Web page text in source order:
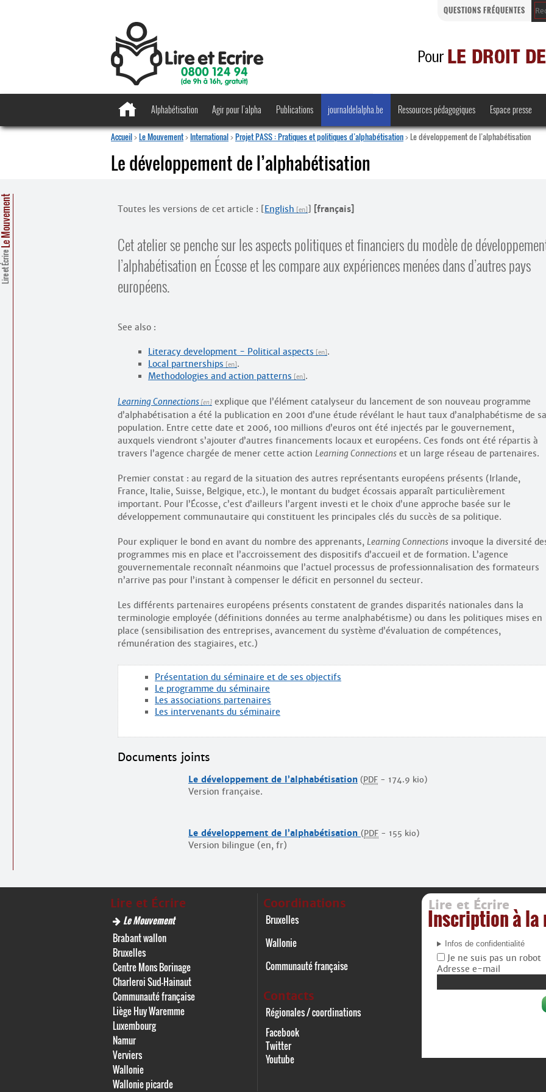
QUESTIONS FRÉQUENTES
Alphabétisation Agir pour l’alpha Publications journaldelalpha.be Ressources pédagogiques Espace presse
Accueil>Le Mouvement>International>Projet PASS : Pratiques et politiques d’alphabétisation>Le développement de l’alphabétisation
Le développement de l’alphabétisation
Lire et Écrire
Toutes les versions de cet article : [English ] [français]
Cet atelier se penche sur les aspects politiques et financiers du modèle de
l’alphabétisation en Écosse et les compare aux expériences menées dans d’autres pays
européens.
See also :
Literacy development - Political aspects
.
Local partnerships
.
Methodologies and action patterns
.
Learning Connections
explique que l’élément catalyseur du lancement de son nouveau programme
d’alphabétisation a été la publication en 2001 d’une étude révélant le haut taux d’analphabétisme de sa
population. Entre cette date et 2006, 100 millions d’euros ont été injectés par le gouvernement,
auxquels viendront s’ajouter d’autres financements locaux et européens. Ces fonds ont été répartis à
travers l’agence chargée de mener cette action Learning Connections et un large réseau de partenaires.
Premier constat : au regard de la situation des autres représentants européens présents (Irlande,
France, Italie, Suisse, Belgique, etc.), le montant du budget écossais apparaît particulièrement
important. Pour l’Écosse, c’est d’ailleurs l’argent investi et le choix d’une approche basée sur le
développement communautaire qui constituent les principales clés du succès de sa politique.
Pour expliquer le bond en avant du nombre des apprenants, Learning Connections invoque la diversité
programmes mis en place et l’accroissement des dispositifs d’accueil et de formation. L’agence
gouvernementale reconnaît néanmoins que l’actuel processus de professionnalisation des formateurs
n’arrive pas pour l’instant à compenser le déficit en personnel du secteur.
Les différents partenaires européens présents constatent de grandes disparités nationales dans la
terminologie employée (définitions données au terme analphabétisme) ou dans les politiques mises en
place (sensibilisation des entreprises, avancement du système d’évaluation de compétences,
rémunération des stagiaires, etc.)
Présentation du séminaire et de ses objectifs
Le programme du séminaire
Les associations partenaires
Les intervenants du séminaire
Documents joints
Le développement de l’alphabétisation ( PDF - 174.9 kio)
Version française.
Le développement de l’alphabétisation ( PDF - 155 kio)
Version bilingue (en, fr)
Lire et Écrire
Le Mouvement
Brabant wallon
Bruxelles
Centre Mons Borinage
Charleroi Sud-Hainaut
Communauté française
Liège Huy Waremme
Luxembourg
Namur
Verviers
Wallonie
Wallonie picarde
Coordinations
Bruxelles
Wallonie
Communauté française
Contacts
Régionales / coordinations
Facebook
Twitter
Youtube
Lire et Écrire
Inscription à la
Infos de confidentialité
Je ne suis pas un robot
Adresse e-mail